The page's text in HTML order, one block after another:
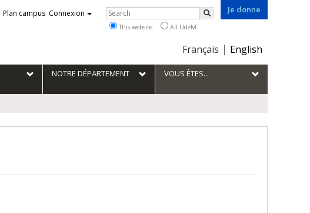
Je donne
Choix
la
langue
Français English
Plan campus Connexion Rechercher
Search
This website All UdeM
NOTRE DÉPARTEMENT VOUS ÊTES...